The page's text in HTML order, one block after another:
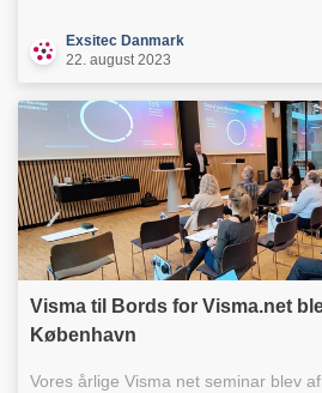
Exsitec Danmark
22. august 2023
Visma til Bords for Visma.net
København
Vores årlige Visma net seminar blev